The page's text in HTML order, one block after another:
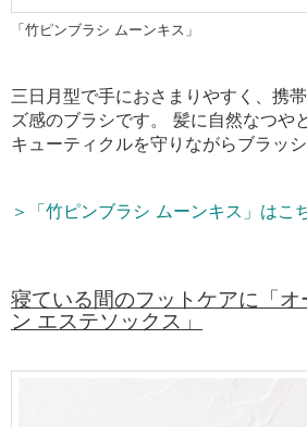
「竹ピンブラシ ムーンキス」
三日月型で手におさまりやすく、携
ズ感のブラシです。 髪に自然なつや
キューティクルを守りながらブラッシ
＞「竹ピンブラシ ムーンキス」はこ
寝ている間のフットケアに「オ
ン エステソックス」